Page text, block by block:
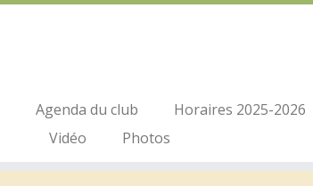
Agenda du club Horaires 2025-2026
Vidéo
Photos